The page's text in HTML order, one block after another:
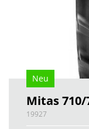
Neu
Mitas 710/
19927